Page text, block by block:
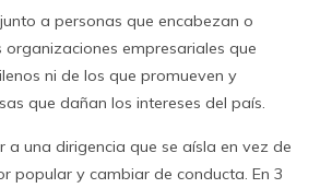
a personas que encabezan o
organizaciones empresariales que
ni de los que promueven y
que dañan los intereses del país.
a una dirigencia que se aísla en vez de
popular y cambiar de conducta. En 3